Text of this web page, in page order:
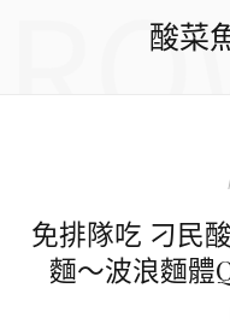
酸菜
免排隊吃 刁民
麵～波浪麵體